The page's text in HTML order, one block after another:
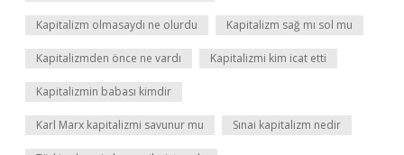
Kapitalizm olmasaydı ne olurdu Kapitalizm sağ mı sol mu
Kapitalizmden önce ne vardı Kapitalizmi kim icat etti
Kapitalizmin babası kimdir
Karl Marx kapitalizmi savunur mu Sınai kapitalizm nedir